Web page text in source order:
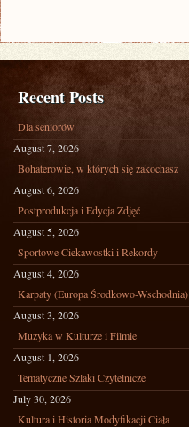
Recent Posts
Dla seniorów
August 7, 2026
Bohaterowie, w których się zakochasz
August 6, 2026
Postprodukcja i Edycja Zdjęć
August 5, 2026
Sportowe Ciekawostki i Rekordy
August 4, 2026
Karpaty (Europa Środkowo-Wschodnia)
August 3, 2026
Muzyka w Kulturze i Filmie
August 1, 2026
Tematyczne Szlaki Czytelnicze
July 30, 2026
Kultura i Historia Modyfikacji Ciała